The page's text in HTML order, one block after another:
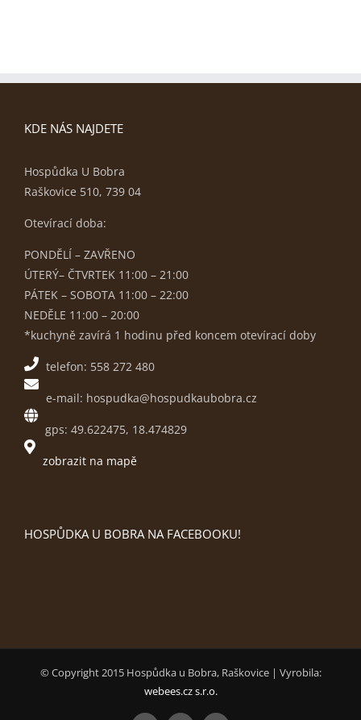
KDE NÁS NAJDETE
Hospůdka U Bobra
Raškovice 510, 739 04
Otevírací doba:
PONDĚLÍ – ZAVŘENO
ÚTERÝ– ČTVRTEK 11:00 – 21:00
PÁTEK – SOBOTA 11:00 – 22:00
NEDĚLE 11:00 – 20:00
*kuchyně zavírá 1 hodinu před koncem otevírací doby
telefon: 558 272 480
e-mail: hospudka@hospudkaubobra.cz
gps: 49.622475, 18.474829
zobrazit na mapě
HOSPŮDKA U BOBRA NA FACEBOOKU!
© Copyright 2015 Hospůdka u Bobra, Raškovice | Vyrobila:
webees.cz s.r.o.